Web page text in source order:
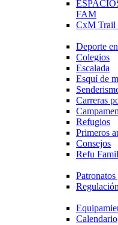
FAM
CxM
Deporte
Colegios
Escalada
Esquí de
Carreras
Refugios
Primeros
Consejos
Refu
Calendario